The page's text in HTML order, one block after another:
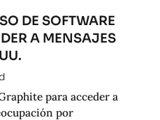
DE SOFTWARE
A MENSAJES
para acceder a
por